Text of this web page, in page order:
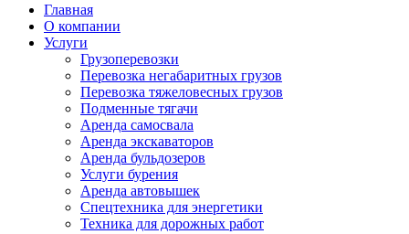
Главная
О компании
Услуги
Грузоперевозки
Перевозка негабаритных грузов
Перевозка тяжеловесных грузов
Подменные тягачи
Аренда самосвала
Аренда экскаваторов
Аренда бульдозеров
Услуги бурения
Аренда автовышек
Спецтехника для энергетики
Техника для дорожных работ